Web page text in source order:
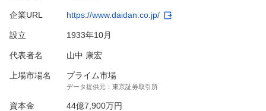
企業URL https://www.daidan.co.jp/
設立 1933年10月
代表者名 山中 康宏
上場市場名 プライム市場
データ提供元： 東京証券取引所
資本金 44億7,900万円